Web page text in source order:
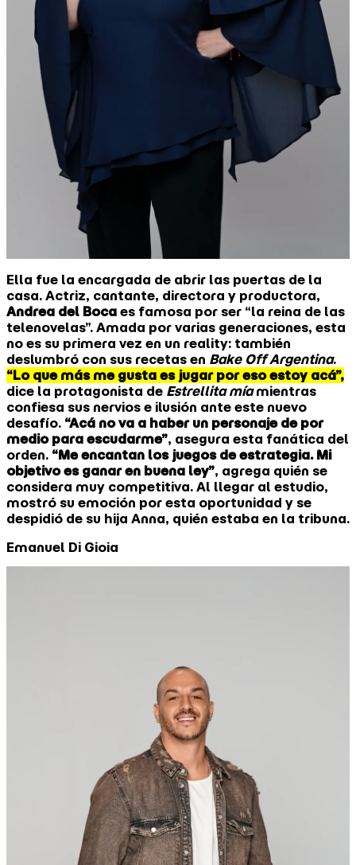
Ella fue la encargada de abrir las puertas de la
casa. Actriz, cantante, directora y productora,
Andrea del Boca es famosa por ser “la reina de las
telenovelas”. Amada por varias generaciones, esta
no es su primera vez en un reality: también
deslumbró con sus recetas en Bake Off Argentina.
“Lo que más me gusta es jugar por eso estoy acá”,
dice la protagonista de Estrellita míamientras
confiesa sus nervios e ilusión ante este nuevo
desafío. “Acá no va a haber un personaje de por
medio para escudarme”, asegura esta fanática del
orden. “Me encantan los juegos de estrategia. Mi
objetivo es ganar en buena ley”, agrega quién se
considera muy competitiva. Al llegar al estudio,
mostró su emoción por esta oportunidad y se
despidió de su hija Anna, quién estaba en la tribuna.
Emanuel Di Gioia